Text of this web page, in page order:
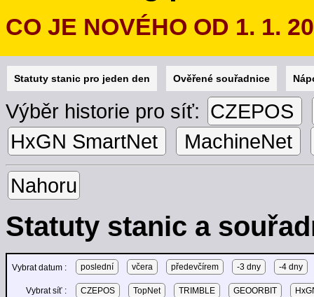
CO JE NOVÉHO OD 1. 1.
Statuty stanic pro jeden den Ověřené souřadnice
Výběr historie pro síť: CZEPOS
HxGN SmartNet
MachineNet
Nahoru
Statuty stanic a
Vybrat datum : poslední včera předevčírem -3 dny -4 dny
Vybrat síť : CZEPOS TopNet TRIMBLE GEOORBIT